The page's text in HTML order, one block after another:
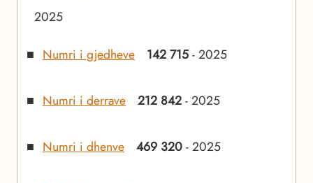
2025
Numri i gjedheve 142 715- 2025
Numri i derrave 212 842- 2025
Numri i dhenve 469 320- 2025